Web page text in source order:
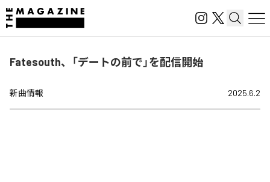
Fatesouth、「デートの前で」を配信開始
新曲情報 2025.6.2